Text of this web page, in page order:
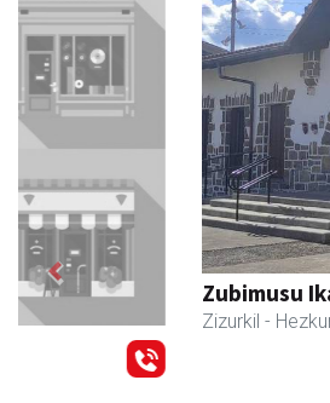
Zubimusu Ikastola
Zizurkil - Hezkuntza
Previous